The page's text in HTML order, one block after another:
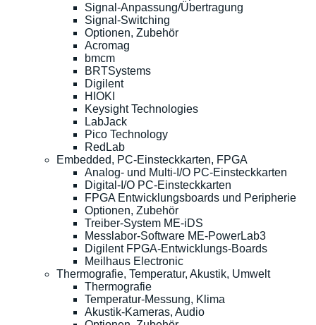
Signal-Anpassung/Übertragung
Signal-Switching
Optionen, Zubehör
Acromag
bmcm
BRTSystems
Digilent
HIOKI
Keysight Technologies
LabJack
Pico Technology
RedLab
Embedded, PC-Einsteckkarten, FPGA
Analog- und Multi-I/O PC-Einsteckkarten
Digital-I/O PC-Einsteckkarten
FPGA Entwicklungsboards und Peripherie
Optionen, Zubehör
Treiber-System ME-iDS
Messlabor-Software ME-PowerLab3
Digilent FPGA-Entwicklungs-Boards
Meilhaus Electronic
Thermografie, Temperatur, Akustik, Umwelt
Thermografie
Temperatur-Messung, Klima
Akustik-Kameras, Audio